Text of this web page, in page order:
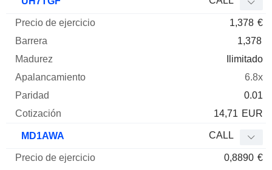
1,378 €
1,378
Ilimitado
6.8x
0.01
14,71 EUR
MD1AWA CALL
0,8890 €